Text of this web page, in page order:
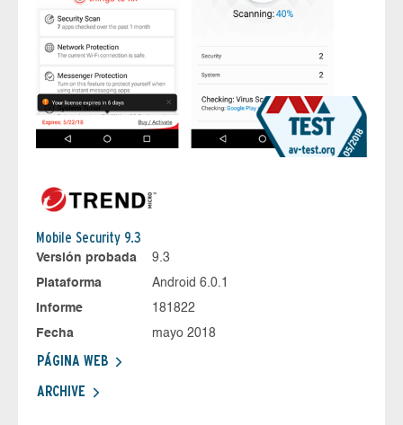
Mobile Security 9.3
Versión probada
9.3
Plataforma
Android 6.0.1
Informe
181822
Fecha
mayo 2018
PÁGINA WEB
ARCHIVE